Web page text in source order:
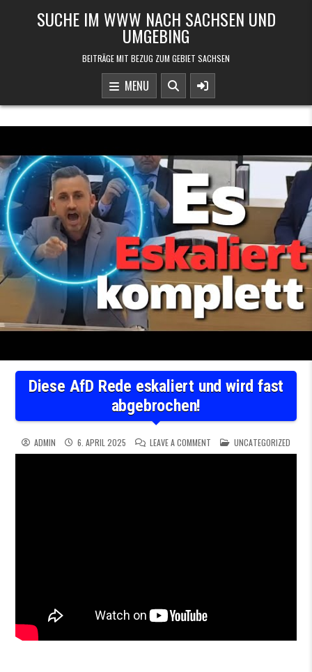
SUCHE IM WWW NACH SACHSEN UND
UMGEBING
BEITRÄGE MIT BEZUG ZUM GEBIET SACHSEN
MENU
Diese AfD Rede eskaliert und wird fast
abgebrochen!
ADMIN 6. APRIL 2025 LEAVE A COMMENT ON DIESE AFD REDE
POSTED IN
UNCATEGORIZED